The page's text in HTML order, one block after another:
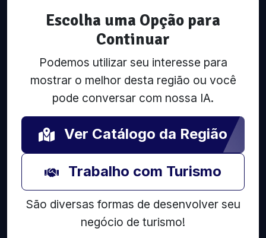
Escolha uma Opção para
Continuar
Podemos utilizar seu interesse para
mostrar o melhor desta região ou você
pode conversar com nossa IA.
Ver Catálogo da Região
Trabalho com Turismo
São diversas formas de desenvolver seu
negócio de turismo!